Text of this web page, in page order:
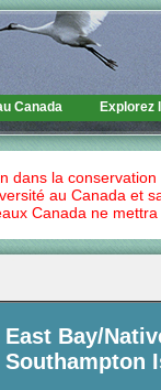
dans la
au Canada et
Canada ne
East Bay/
Southampton
Canada Explorez